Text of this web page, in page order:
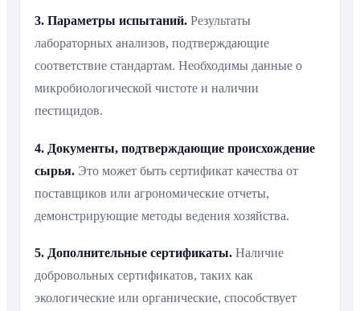
3. Параметры испытаний. Результаты
лабораторных анализов, подтверждающие
соответствие стандартам. Необходимы данные о
микробиологической чистоте и наличии
пестицидов.
4. Документы, подтверждающие происхождение
сырья. Это может быть сертификат качества от
поставщиков или агрономические отчеты,
демонстрирующие методы ведения хозяйства.
5. Дополнительные сертификаты. Наличие
добровольных сертификатов, таких как
экологические или органические, способствует